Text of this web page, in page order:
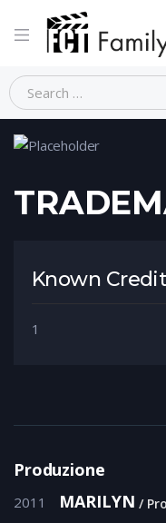
Home Person
Known
1
Produzione
2011 MARILYN